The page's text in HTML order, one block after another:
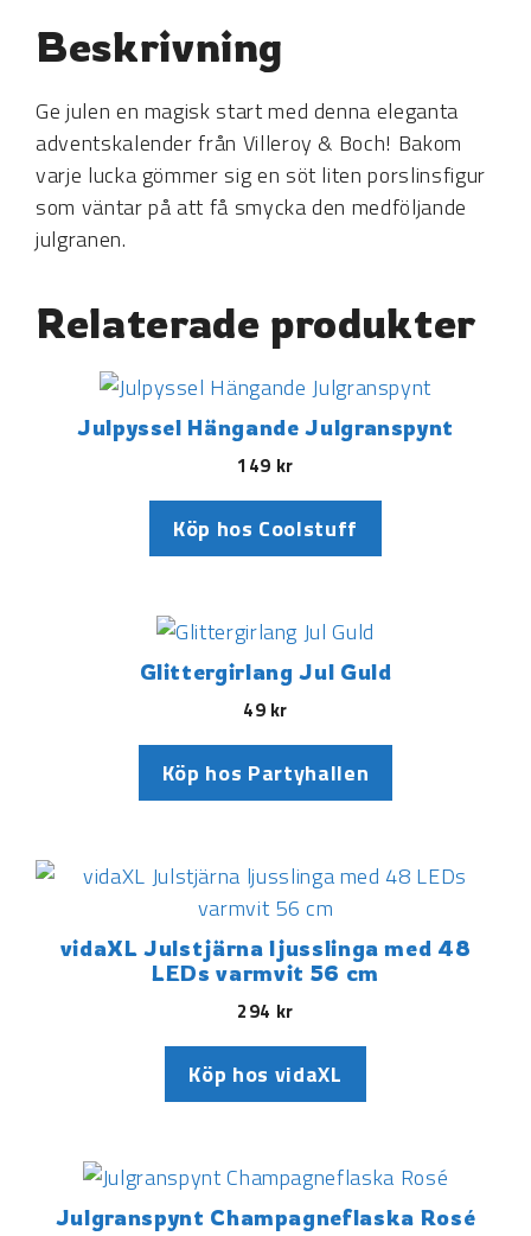
Beskrivning
Ge julen en magisk start med denna eleganta
adventskalender från Villeroy & Boch! Bakom
varje lucka gömmer sig en söt liten porslinsfigur
som väntar på att få smycka den medföljande
julgranen.
Relaterade produkter
Julpyssel Hängande Julgranspynt
149 kr
Köp hos Coolstuff
Glittergirlang Jul Guld
49 kr
Köp hos Partyhallen
vidaXL Julstjärna ljusslinga med 48
LEDs varmvit 56 cm
294 kr
Köp hos vidaXL
Julgranspynt Champagneflaska Rosé